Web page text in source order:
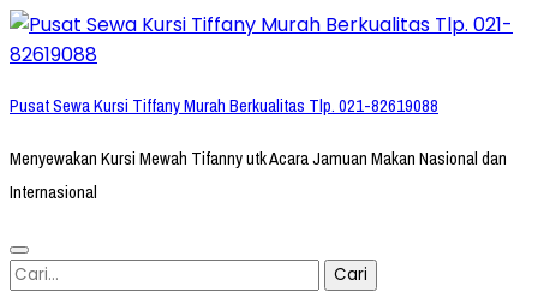
Lompat
ke
(Tekan
Pusat Sewa Kursi Tiffany Murah Berkualitas Tlp. 021-82619088
Menyewakan Kursi Mewah Tifanny utk Acara Jamuan Makan Nasional dan
Internasional
Cari